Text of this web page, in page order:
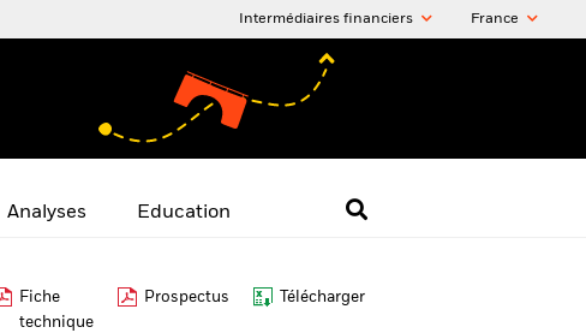
Intermédiaires financiers France
Analyses Education
Fiche
technique
Prospectus Télécharger